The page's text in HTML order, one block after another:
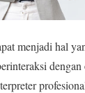
menjadi hal